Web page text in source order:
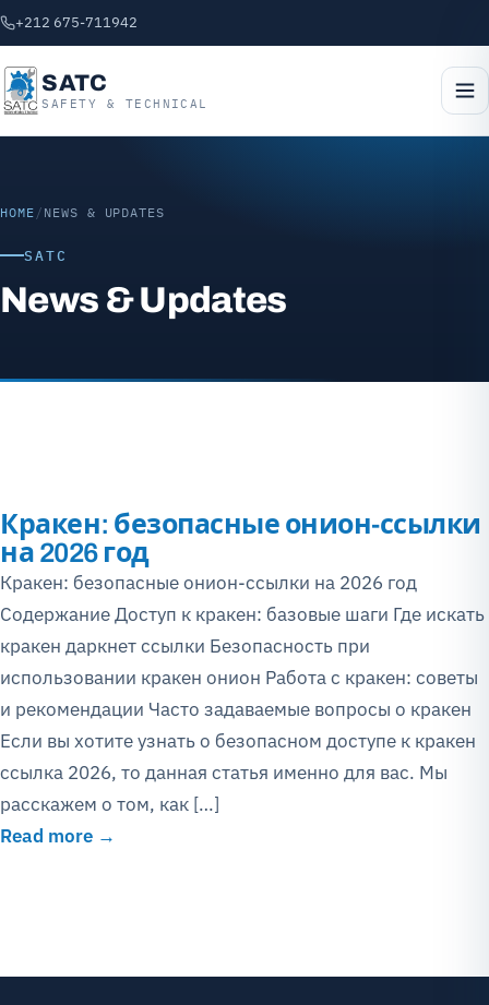
+212 675-711942
SATC
SAFETY & TECHNICAL
HOME / NEWS & UPDATES
SATC
News & Updates
Кракен: безопасные онион-ссылки
на 2026 год
Кракен: безопасные онион-ссылки на 2026 год
Содержание Доступ к кракен: базовые шаги Где искать
кракен даркнет ссылки Безопасность при
использовании кракен онион Работа с кракен: советы
и рекомендации Часто задаваемые вопросы о кракен
Если вы хотите узнать о безопасном доступе к кракен
ссылка 2026, то данная статья именно для вас. Мы
расскажем о том, как […]
Read more →